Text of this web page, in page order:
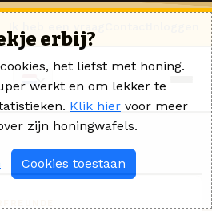
erbij?
het liefst met honing.
werkt en om lekker te
Klik hier voor meer
zijn honingwafels.
Cookies toestaan